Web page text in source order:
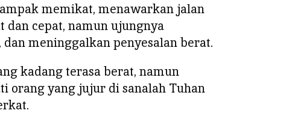
memikat, menawarkan jalan
dan cepat, namun ujungnya
dan meninggalkan penyesalan berat.
kadang terasa berat, namun
orang yang jujur di sanalah Tuhan